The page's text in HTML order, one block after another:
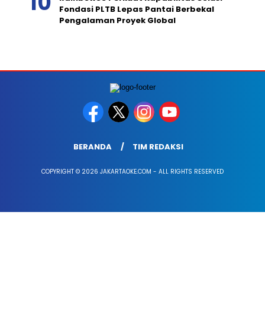
Fondasi PLTB Lepas Pantai Berbekal
Pengalaman Proyek Global
BERANDA TIM REDAKSI
COPYRIGHT © 2026 JAKARTAOKE.COM - ALL RIGHTS RESERVED